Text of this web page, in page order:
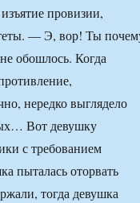
провизии,
— Э, вор! Ты
обошлось. Когда
нередко выглядело
Вот девушку
с требованием
пыталась оторвать
тогда девушка